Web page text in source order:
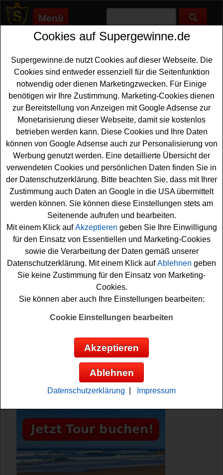
Menü
Supergewinne.de>Gewinnspiele>Reise Gewinnspiele>
Anzeige:
Anzeige:
Tripsdrill Gewinnspiel - Baumhaus
Übernachtung gewinnen
Wer gern eine schöne Übernachtung gewinnen möchte,
sollte sich dieses kostenlose Tripsdrill Gewinnspiel
unbedingt genauer anschauen. Tripsdrill verlost eine
Übernachtung im Baumhaus für vier Personen - und mit
etwas Glück können Sie diese Übernachtung gewinnen.
Falls Sie an dem Tripsdrill Gewinnspiel kostenlos
teilnehmen möchten, müssen Sie nur kurz die Lösung
der Preisfrage herausfinden. Danach können Sie das
Formular ausfüllen und sich Ihre Gewinnchance sichern.
Viel Glück!
Tripsdrill verlost eine Übernachtung im
Cookies auf Supergewinne.de
Supergewinne.de nutzt Cookies auf dieser Webseite. Die
Cookies sind entweder essenziell für die Seitenfunktion
notwendig oder dienen Marketingzwecken. Für Einige
benötigen wir Ihre Zustimmung. Marketing-Cookies dienen
zur Bereitstellung von Anzeigen mit Google Adsense zur
Monetarisierung dieser Webseite, damit sie kostenlos
betrieben werden kann. Diese Cookies und Ihre Daten
können von Google Adsense auch zur Personalisierung von
Werbung genutzt werden. Eine detaillierte Übersicht der
verwendeten Cookies und persönlichen Daten finden Sie in
der Datenschutzerklärung. Bitte beachten Sie, dass mit Ihrer
Zustimmung auch Daten an Google in die USA übermittelt
werden können. Sie können diese Einstellungen stets am
Seitenende aufrufen und bearbeiten.
Mit einem Klick aufAkzeptieren geben Sie Ihre Einwilligung
für den Einsatz von Essentiellen und Marketing-Cookies
sowie die Verarbeitung der Daten gemäß unserer
Datenschutzerklärung. Mit einem Klick aufAblehnen geben
Sie keine Zustimmung für den Einsatz von Marketing-
Cookies.
Sie können aber auch Ihre Einstellungen bearbeiten:
Cookie Einstellungen bearbeiten
Akzeptieren
Ablehnen
Datenschutzerklärung Impressum